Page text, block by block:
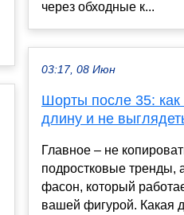
через обходные к...
03:17, 08 Июн
Шорты после 35: как
длину и не
Главное – не
подростковые тренды,
фасон, который
вашей фигурой. Какая